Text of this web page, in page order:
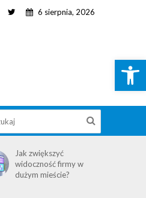
Open toolbar
6 sierpnia, 2026
Jak zwiększyć
widoczność firmy w
dużym mieście?